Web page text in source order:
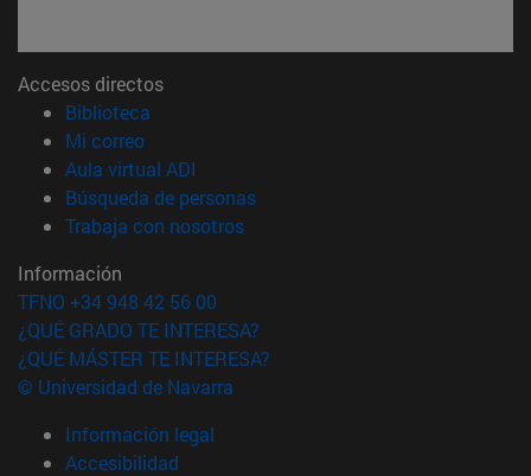
Accesos directos
Biblioteca
Mi correo(abre en nueva ventana)
Aula virtual ADI
Búsqueda de personas(abre en nueva ventana)
Trabaja con nosotros(abre en nueva ventana)
Información
TFNO +34 948 42 56 00
¿QUÉ GRADO TE INTERESA?
¿QUÉ MÁSTER TE INTERESA?
© Universidad de Navarra
Información legal
Accesibilidad